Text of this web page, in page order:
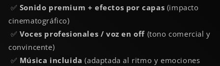
✅ Sonido premium + efectos por capas (impacto
cinematográfico)
✅ Voces profesionales / voz en off (tono comercial y
convincente)
✅ Música incluida (adaptada al ritmo y emociones